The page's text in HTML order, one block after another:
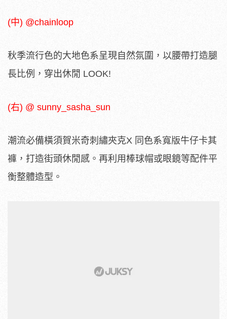
(中) @chainloop
秋季流行色的大地色系呈現自然氛圍，以腰帶打造腿
長比例，穿出休閒 LOOK!
(右) @ sunny_sasha_sun
潮流必備橫須賀米奇刺繡夾克X 同色系寬版牛仔卡其
褲，打造街頭休閒感。再利用棒球帽或眼鏡等配件平
衡整體造型。